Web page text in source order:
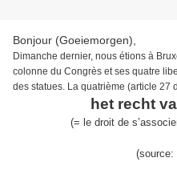
Bonjour (Goeiemorgen),
Dimanche dernier, nous étions à
colonne du Congrès et ses quatre
des statues. La quatrième (article 27
het recht
(= e droit de
(source: